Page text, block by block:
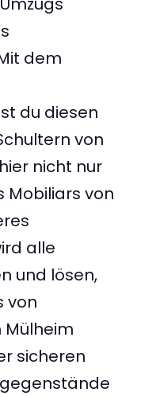
dem
du diesen
von
nicht nur
Mobiliars von
alle
und lösen,
von
sicheren